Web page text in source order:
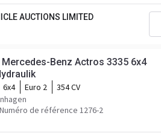
AUCTIONS LIMITED
Benz Actros 3335 6x4
6x4 Euro 2
354 CV
Numéro de référence 1276-2